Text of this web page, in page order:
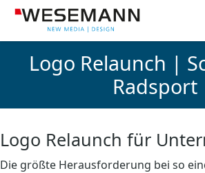
Logo Relaunch |
Radsport
Logo Relaunch für
Die größte Herausforderung bei so